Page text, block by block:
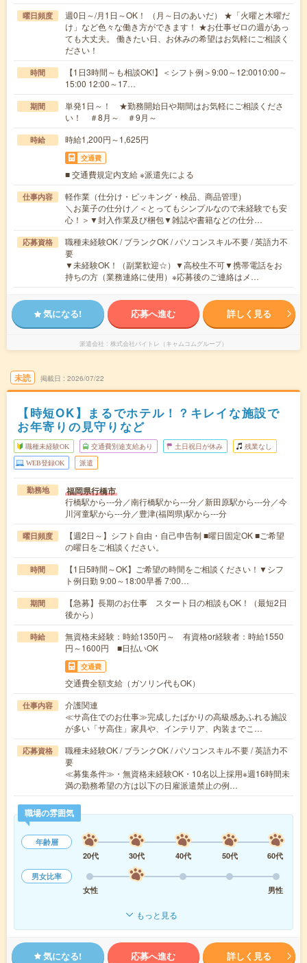
曜日頻度
週0日～/月1日～OK！ （月～日のあいだ） ★「火曜と木曜だ
け」など色々な働き方ができます！ ★お仕事ゼロの週があっ
ても大丈夫。 働きたい日、お休みの希望はお気軽にご相談く
ださい！
時間
【1日3時間～も相談OK!】＜シフト例＞9:00～12:0010:00～
15:00 12:00～17…
期間
単発1日～！ ★勤務開始日や期間はお気軽にご相談くださ
い！ ＃8月～ ＃9月～
時給 時給1,200円～1,625円
交通費
■ 交通費規定内支給 ※派遣先による
仕事内容
軽作業（仕分け・ピッキング・検品、商品管理）
＼お菓子の仕分け／＜とってもシンプルなので未経験でも安
心！＞▼封入作業及び梱包▼雑誌や書籍などの仕分…
応募資格
職種未経験OK / ブランクOK / パソコンスキル不要 / 英語力不
要
▼未経験OK！（副業歓迎☆）▼高校生不可▼携帯電話をお
持ちの方（業務連絡に使用）※応募後のご連絡はメ…
気になる! 応募へ進む 詳しく見る
派遣会社 株式会社バイトレ（キャムコムグループ）
未読 掲載日 2026/07/22
【時短OK】まるでホテル！？キレイな施設で
お年寄りの見守りなど
職種未経験OK 交通費別途支給あり 土日祝日が休み 残業なし
WEB登録OK 派遣
勤務地 福岡県行橋市
行橋駅から---分／南行橋駅から---分／新田原駅から---分／今
川河童駅から---分／豊津(福岡県)駅から---分
曜日頻度
【週2日～】シフト自由・自己申告制 ■曜日固定OK ■ご希望
の曜日をご相談ください。
時間
【1日5時間～OK】ご希望の時間をご相談ください！▼シフ
ト例日勤 9:00～18:00早番 7:00…
期間
【急募】長期のお仕事 スタート日の相談もOK！（最短2日
後から）
時給
無資格未経験：時給1350円～ 有資格or経験者：時給1550
円～1600円 ■日払いOK
交通費
交通費全額支給（ガソリン代もOK）
仕事内容
介護関連
≪サ高住でのお仕事≫完成したばかりの高級感あふれる施設
が多い「サ高住」家具や、インテリア、内装までこ…
応募資格
職種未経験OK / ブランクOK / パソコンスキル不要 / 英語力不
要
≪募集条件≫・無資格未経験OK・10名以上採用※週16時間未
満の勤務希望の方は以下の日雇派遣禁止の例…
職場の雰囲気
年齢層
20代
30代 40代 50代
60代
男女比率
女性
男性
もっと見る
気になる! 応募へ進む 詳しく見る